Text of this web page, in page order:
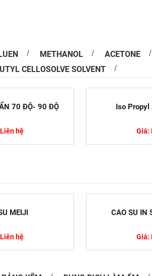
METHANOL ACETONE
CELLOSOLVE SOLVENT
70 ĐỘ- 90 ĐỘ
hệ
Iso Propyl
Giá:
MEIJI
hệ
CAO SU IN
Giá:
bị lệch màu
bị lệch màu trên ấn phẩm so với bản
nhu cầu mua hàng của người dùng.